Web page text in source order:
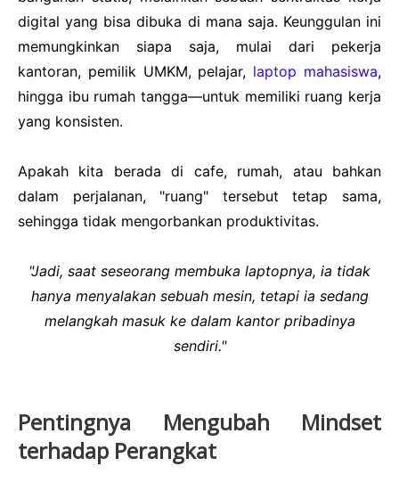
digital yang bisa dibuka di mana saja. Keunggulan ini
memungkinkan siapa saja, mulai dari pekerja
kantoran, pemilik UMKM, pelajar, laptop mahasiswa,
hingga ibu rumah tangga—untuk memiliki ruang kerja
yang konsisten.
Apakah kita berada di cafe, rumah, atau bahkan
dalam perjalanan, "ruang" tersebut tetap sama,
sehingga tidak mengorbankan produktivitas.
"Jadi, saat seseorang membuka laptopnya, ia tidak
hanya menyalakan sebuah mesin, tetapi ia sedang
melangkah masuk ke dalam kantor pribadinya
sendiri."
Pentingnya Mengubah Mindset
terhadap Perangkat